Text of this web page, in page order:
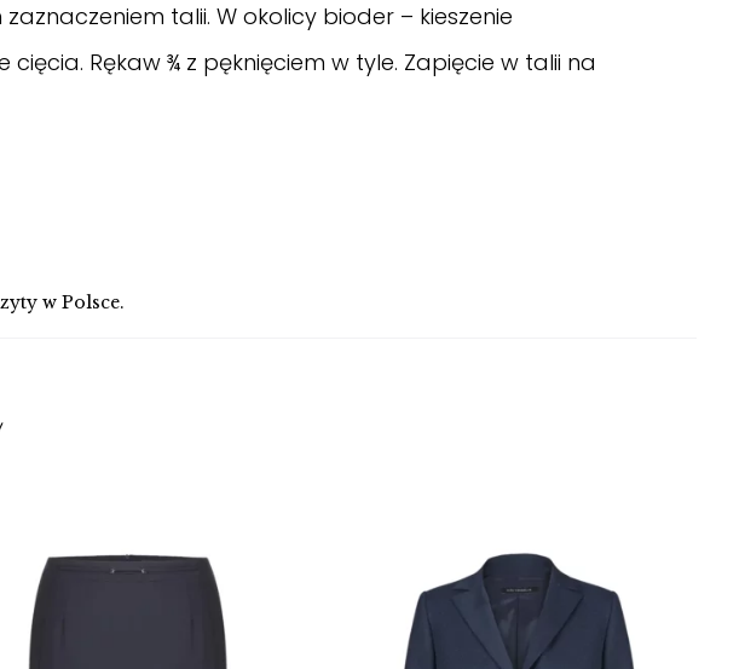
talii. W okolicy bioder – kieszenie
Rękaw ¾ z pęknięciem w tyle. Zapięcie w talii na
w Polsce.